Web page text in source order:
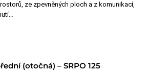
ze zpevněných ploch a z komunikací,
(otočná) – SRPO 125